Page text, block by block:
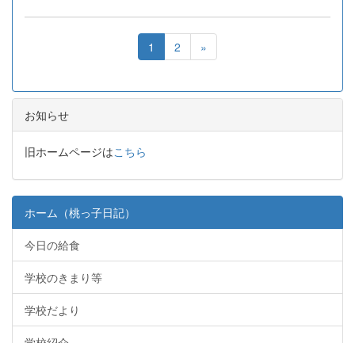
1 2 »
お知らせ
旧ホームページはこちら
ホーム（桃っ子日記）
今日の給食
学校のきまり等
学校だより